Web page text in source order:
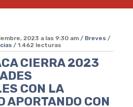
2023 a las 9:30 am / Breves /
/ 1.462 lecturas
CIERRA 2023
CON LA
APORTANDO CON